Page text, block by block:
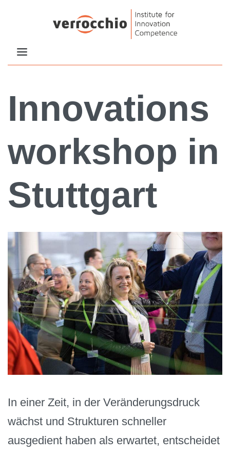
Innovations
workshop in
Stuttgart
In einer Zeit, in der Veränderungsdruck
wächst und Strukturen schneller
ausgedient haben als erwartet, entscheidet